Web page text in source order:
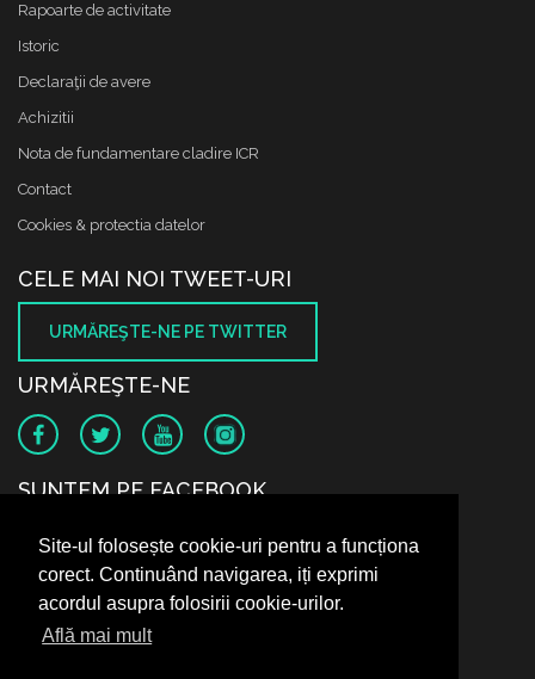
Site-ul folosește cookie-uri pentru a funcționa
corect. Continuând navigarea, iți exprimi
acordul asupra folosirii cookie-urilor.
Află mai mult
Rapoarte de activitate
Istoric
Declaraţii de avere
Achizitii
Nota de fundamentare cladire ICR
Contact
Cookies & protectia datelor
CELE MAI NOI TWEET-URI
URMĂREŞTE-NE PE TWITTER
URMĂREŞTE-NE
SUNTEM PE FACEBOOK